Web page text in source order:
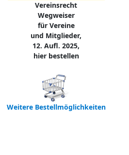
Vereinsrecht
Wegweiser
für Vereine
und Mitglieder,
12. Aufl. 2025,
hier bestellen
Weitere Bestellmöglichkeiten